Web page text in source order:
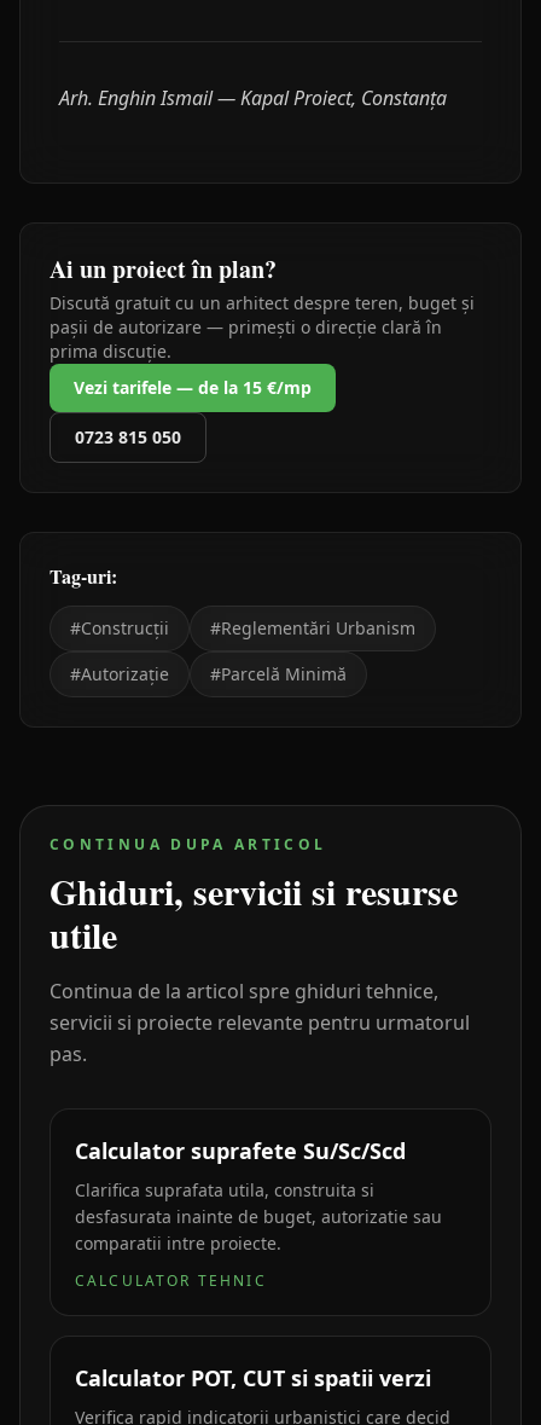
Arh. Enghin Ismail — Kapal Proiect, Constanța
Ai un proiect în plan?
Discută gratuit cu un arhitect despre teren, buget și
pașii de autorizare — primești o direcție clară în
prima discuție.
Vezi tarifele — de la 15 €/mp
0723 815 050
Tag-uri:
#Construcții #Reglementări Urbanism
#Autorizație #Parcelă Minimă
CONTINUA DUPA ARTICOL
Ghiduri, servicii si resurse
utile
Continua de la articol spre ghiduri tehnice,
servicii si proiecte relevante pentru urmatorul
pas.
Calculator suprafete Su/Sc/Scd
Clarifica suprafata utila, construita si
desfasurata inainte de buget, autorizatie sau
comparatii intre proiecte.
CALCULATOR TEHNIC
Calculator POT, CUT si spatii verzi
Verifica rapid indicatorii urbanistici care decid